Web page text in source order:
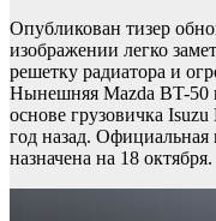
Опубликован тизер
изображении легко
решетку радиатора и
Нынешняя Mazda BT-50
основе грузовичка
год назад.
назначена на 18 октября.